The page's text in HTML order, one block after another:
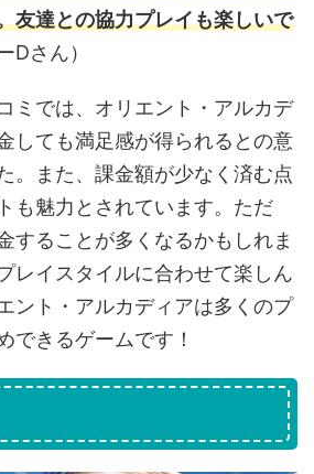
友達との協力プレイも楽しいで
Dさん）
ミでは、オリエント・アルカデ
しても満足感が得られるとの意
。また、課金額が少なく済む点
も魅力とされています。ただ
することが多くなるかもしれま
レイスタイルに合わせて楽しん
ント・アルカディアは多くのプ
できるゲームです！